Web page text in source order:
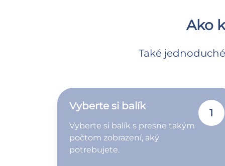
Ako
Také
Vyberte si balík
Vyberte si balík s presne takým
počtom zobrazení, aký
potrebujete.
1